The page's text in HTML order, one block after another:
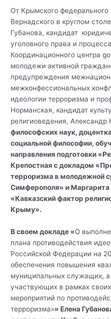
От Крымского
Вернадского в круглом
Губанова, кандидат
уголовного права и
Координационного центра
молодежи активной
предупреждения
межконфессиональных
идеологии терроризма и
Норманская, кандидат
религиоведения,
философских наук, доцент
социальной философии,
направления подготовки
Крепостная с докладом
терроризма в молодежной
Симферополя» и Маргарита
«Кавказский фактор
Крыму».
В своем докладе «О
плана противодействия
Российской Федерации на
обеспечения повышения
муниципальных служащих, а
участвующих в рамках
мероприятий по
терроризма»» Елена